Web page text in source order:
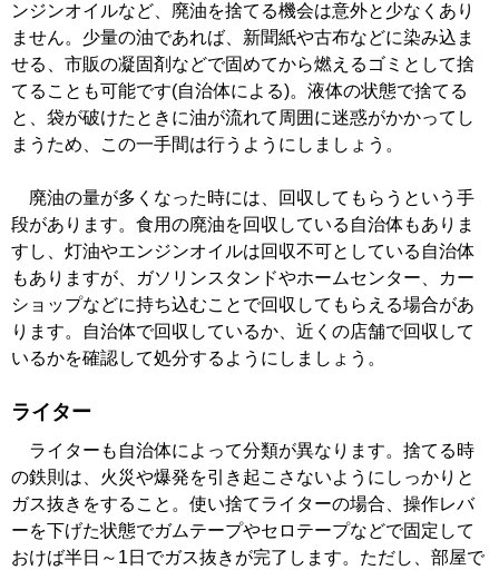
ンジンオイルなど、廃油を捨てる機会は意外と少なくあり
ません。少量の油であれば、新聞紙や古布などに染み込ま
せる、市販の凝固剤などで固めてから燃えるゴミとして捨
てることも可能です(自治体による)。液体の状態で捨てる
と、袋が破けたときに油が流れて周囲に迷惑がかかってし
まうため、この一手間は行うようにしましょう。
廃油の量が多くなった時には、回収してもらうという手
段があります。食用の廃油を回収している自治体もありま
すし、灯油やエンジンオイルは回収不可としている自治体
もありますが、ガソリンスタンドやホームセンター、カー
ショップなどに持ち込むことで回収してもらえる場合があ
ります。自治体で回収しているか、近くの店舗で回収して
いるかを確認して処分するようにしましょう。
ライター
ライターも自治体によって分類が異なります。捨てる時
の鉄則は、火災や爆発を引き起こさないようにしっかりと
ガス抜きをすること。使い捨てライターの場合、操作レバ
ーを下げた状態でガムテープやセロテープなどで固定して
おけば半日～1日でガス抜きが完了します。ただし、部屋で